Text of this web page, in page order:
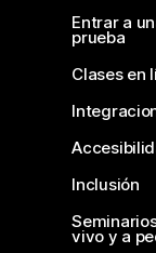
Entrar a
prueba
Clases en
Inclusión
vivo y a